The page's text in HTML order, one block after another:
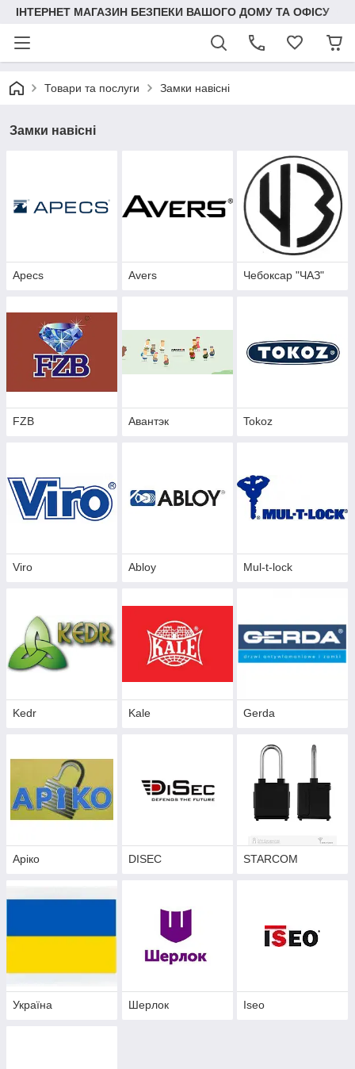
ІНТЕРНЕТ МАГАЗИН БЕЗПЕКИ ВАШОГО ДОМУ ТА ОФІСУ
Товари та послуги Замки навісні
Замки навісні
Apecs Avers Чебоксар "ЧАЗ"
FZB Авантэк Tokoz
Viro Abloy Mul-t-lock
Kedr Kale Gerda
Аріко DISEC STARCOM
Україна Шерлок Iseo